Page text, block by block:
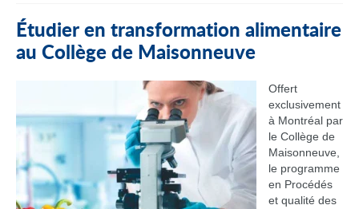
Étudier en transformation alimentaire
au Collège de Maisonneuve
Offert
exclusivement
à Montréal par
le Collège de
Maisonneuve,
le programme
en Procédés
et qualité des